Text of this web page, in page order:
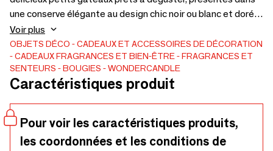
une conserve élégante au design chic noir ou blanc et doré.
Idéal pour un mariage, des fiançailles ou comme cadeau
original de couple, chaque gâteau contient une bougie
étincelante pour une surprise gourmande et festive.
Fabriqué en Allemagne, prêt à offrir avec style !
Voir plus
OBJETS DÉCO
CADEAUX ET ACCESSOIRES DE DÉCORATION
CADEAUXFRAGRANCES ET BIEN-ÊTRE
FRAGRANCES ET
SENTEURS
BOUGIES WONDERCANDLE
Caractéristiques produit
Pour voir les caractéristiques produits,
les coordonnées et les conditions de